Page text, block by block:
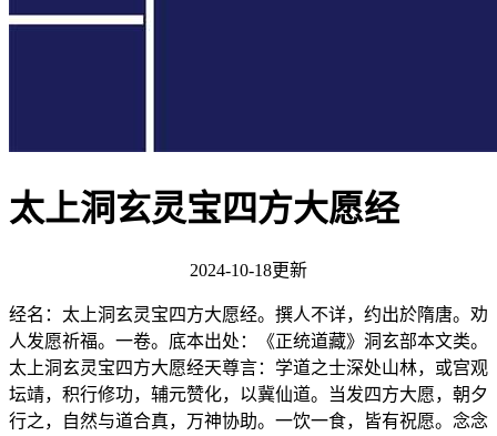
太上洞玄灵宝四方大愿经
2024-10-18更新
经名：太上洞玄灵宝四方大愿经。撰人不详，约出於隋唐。劝
人发愿祈福。一卷。底本出处：《正统道藏》洞玄部本文类。
太上洞玄灵宝四方大愿经天尊言：学道之士深处山林，或宫观
坛靖，积行修功，辅元赞化，以冀仙道。当发四方大愿，朝夕
行之，自然与道合真，万神协助。一饮一食，皆有祝愿。念念